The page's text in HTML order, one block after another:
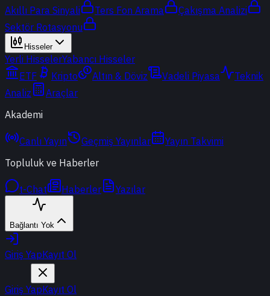
Akıllı Para Sinyali
Ters Fon Arama
Çakışma Analizi
Sektör Rotasyonu
Hisseler
Yerli HisselerYabancı Hisseler
ETF
Kripto Altın & Döviz Vadeli Piyasa
Teknik
Analiz
Araçlar
Akademi
Canlı Yayın Geçmiş Yayınlar
Yayın Takvimi
Topluluk ve Haberler
t-Chat Haberler Yazılar
Bağlantı Yok
Giriş YapKayıt Ol
Giriş YapKayıt Ol